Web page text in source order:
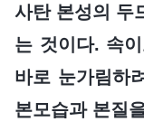
사탄 본성의 두
는 것이다. 속
바로 눈가림하
본모습과 본질